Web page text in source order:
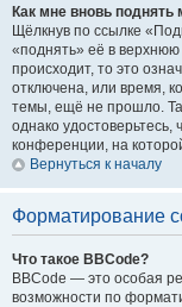
Как мне вновь
Щёлкнув по ссылке
«поднять» её в
происходит, то это
отключена, или время,
темы, ещё не прошло.
однако
конференции, на
Вернуться к началу
Форматирование
Что такое BBCode?
BBCode — это особая
возможности по